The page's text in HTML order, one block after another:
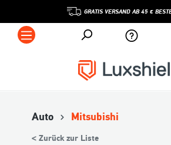
GRATIS VERSAND AB 45 €
Auto Mitsubishi
< Zurück zur Liste